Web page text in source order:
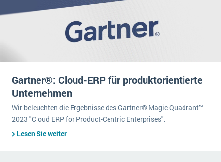
Gartner®: Cloud-ERP für produktorientierte
Unternehmen
Wir beleuchten die Ergebnisse des Gartner® Magic Quadrant™
2023 "Cloud ERP for Product-Centric Enterprises".
Lesen Sie weiter